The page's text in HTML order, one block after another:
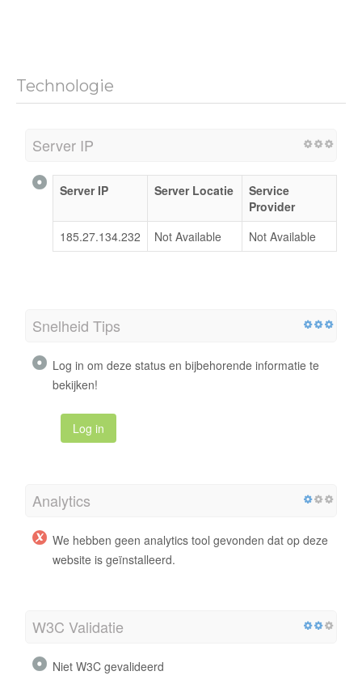
Technologie
Server IP
Server IP Server Locatie
Service
Provider
185.27.134.232
Not Available Not Available
Snelheid Tips
Log in om deze status en bijbehorende informatie te
bekijken!
Log in
Analytics
We hebben geen analytics tool gevonden dat op deze
website is geïnstalleerd.
W3C Validatie
Niet W3C gevalideerd